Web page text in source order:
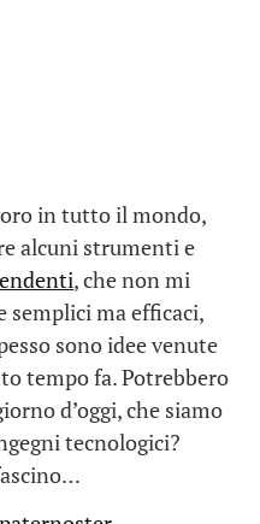
in tutto il mondo,
alcuni strumenti e
, che non mi
semplici ma efficaci,
sono idee venute
tempo fa. Potrebbero
d’oggi, che siamo
tecnologici?